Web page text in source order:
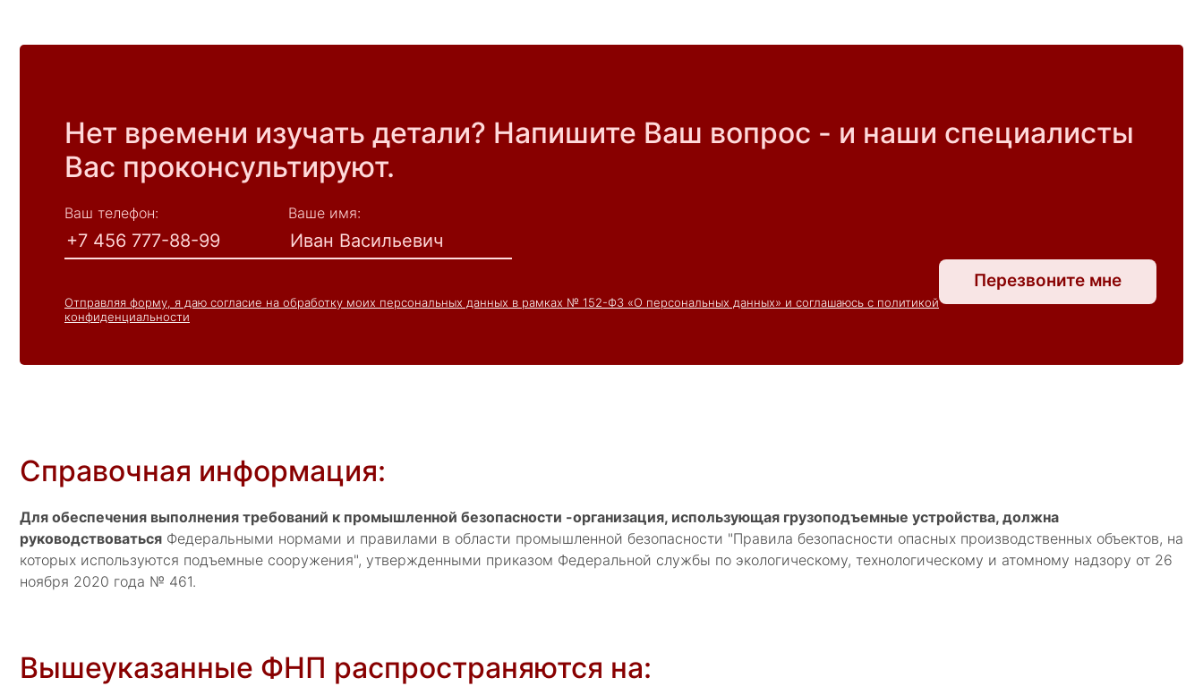
Нет времени изучать детали? Напишите Ваш вопрос - и наши специалисты
Вас проконсультируют.
Ваш телефон: Ваше имя:
Отправляя форму, я даю согласие на обработку моих персональных данных в рамках № 152-ФЗ «О персональных данных» и соглашаюсь с политикой
конфиденциальности
Перезвоните мне
Справочная информация:
Для обеспечения выполнения требований к промышленной безопасности -организация, использующая грузоподъемные устройства, должна
руководствоваться Федеральными нормами и правилами в области промышленной безопасности "Правила безопасности опасных производственных объектов, на
которых используются подъемные сооружения", утвержденными приказом Федеральной службы по экологическому, технологическому и атомному надзору от 26
ноября 2020 года № 461.
Вышеуказанные ФНП распространяются на: